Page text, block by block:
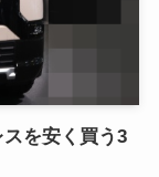
スを安く買う3